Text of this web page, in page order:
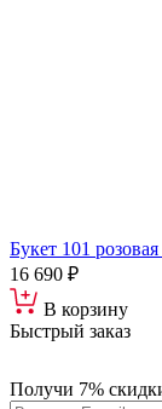
Букет 101
16 690 ₽
В корзину
Быстрый заказ
Получи 7%